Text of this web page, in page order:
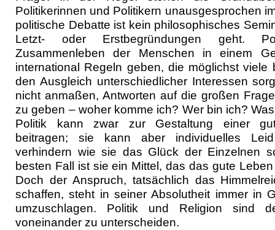
Politikerinnen und Politikern unausgesprochen
politische Debatte ist kein philosophisches
Letzt- oder Erstbegründungen geht.
Zusammenleben der Menschen in einem
international Regeln geben, die möglichst viele
den Ausgleich unterschiedlicher Interessen
nicht anmaßen, Antworten auf die großen
zu geben – woher komme ich? Wer bin ich?
Politik kann zwar zur Gestaltung einer
beitragen; sie kann aber individuelles
verhindern wie sie das Glück der Einzelnen
besten Fall ist sie ein Mittel, das das gute
Doch der Anspruch, tatsächlich das
schaffen, steht in seiner Absolutheit immer in
umzuschlagen. Politik und Religion sind
voneinander zu unterscheiden.